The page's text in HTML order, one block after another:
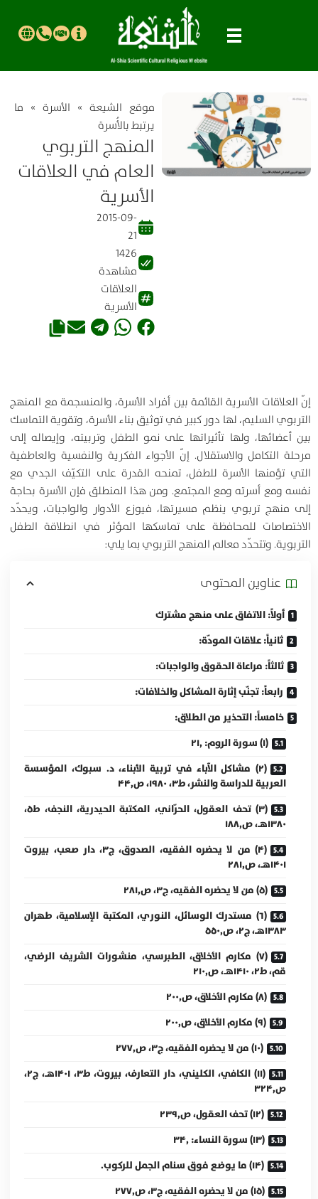
موقع الشیعة» الأسرة» ما
يرتبط بالأُسرة
المنهج التربوي
العام في العلاقات
الأسرية
2015-09-
21
1426
مشاهدة
العلاقات
الأسرية
إنّ العلاقات الأسرية القائمة بين أفراد الأسرة، والمنسجمة مع المنهج
التربوي السليم، لها دور كبير في توثيق بناء الأسرة، وتقوية التماسك
بين أعضائها، ولها تأثيراتها على نمو الطفل وتربيته، وإيصاله إلى
مرحلة التكامل والاستقلال. إنّ الأجواء الفكرية والنفسية والعاطفية
التي تؤمنها الأسرة للطفل، تمنحه القدرة على التكيّف الجدي مع
نفسه ومع أسرته ومع المجتمع. ومن هذا المنطلق فإن الأسرة بحاجة
إلى منهج تربوي ينظم مسيرتها، فيوزع الأدوار والواجبات، ويحدّد
الاختصاصات للمحافظة على تماسكها المؤثر في انطلاقة الطفل
التربوية. وتتحدّد معالم المنهج التربوي بما يلي:
عناوين المحتوی
أولاً: الاتفاق على منهج مشترك
ثانياً: علاقات المودّة:
ثالثاً: مراعاة الحقوق والواجبات:
رابعاً: تجنّب إثارة المشاكل والخلافات:
خامساً: التحذير من الطلاق:
(۱) سورة الروم: ۲۱٫
(۲) مشاكل الآباء في تربية الأبناء، د. سبوك، المؤسسة
العربية للدراسة والنشر، ط۳، ۱۹۸۰، ص۴۴٫
(۳) تحف العقول، الحرّاني، المكتبة الحيدرية، النجف، ط۵،
۱۳۸۰هـ، ص۱۸۸٫
(۴) من لا يحضره الفقيه، الصدوق، ج۳، دار صعب، بيروت
۱۴۰۱هـ، ص۲۸۱٫
(۵) من لا يحضره الفقيه، ج۳، ص۲۸۱٫
(۶) مستدرك الوسائل، النوري، المكتبة الإسلامية، طهران
۱۳۸۳هـ، ج۲، ص۵۵۰٫
(۷) مكارم الأخلاق، الطبرسي، منشورات الشريف الرضي،
قم، ط۲، ۱۴۱۰هـ، ص۲۱۰٫
(۸) مكارم الأخلاق، ص۲۰۰٫
(۹) مكارم الأخلاق، ص۲۰۰٫
(۱۰) من لا يحضره الفقيه، ج۳، ص۲۷۷٫
(۱۱) الكافي، الكليني، دار التعارف، بيروت، ط۳، ۱۴۰۱هـ، ج۲،
ص۳۲۴٫
(۱۲) تحف العقول، ص۲۳۹٫
(۱۳) سورة النساء: ۳۴٫
(۱۴) ما يوضع فوق سنام الجمل للركوب.
(۱۵) من لا يحضره الفقيه، ج۳، ص۲۷۷٫